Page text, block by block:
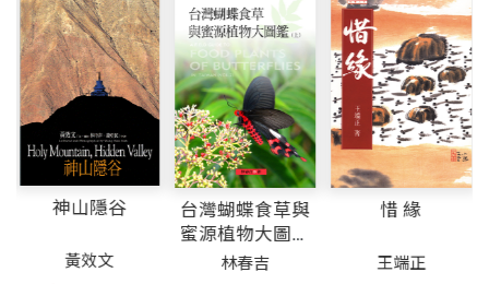
神山隱谷
黃效文
台灣蝴蝶食草與
蜜源植物大圖鑑
(上)
林春吉
惜 緣
王端正